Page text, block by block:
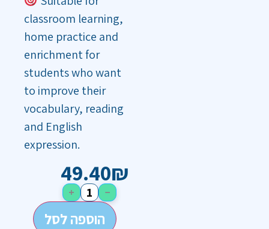
classroom learning,
home practice and
enrichment for
students who want
to improve their
vocabulary, reading
and English
expression.
49.40₪
−
+
הוספה לסל